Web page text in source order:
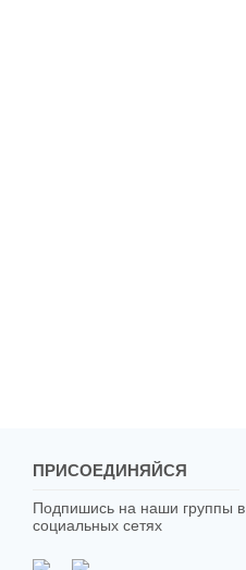
ПРИСОЕДИНЯЙСЯ
Подпишись на наши группы в
социальных сетях